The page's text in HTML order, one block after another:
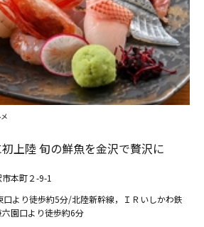
上陸 旬の鮮魚を金沢で贅沢に
本町２-9-1
口より徒歩約5分/北陸新幹線，ＩＲいしかわ鉄
園口より徒歩約6分